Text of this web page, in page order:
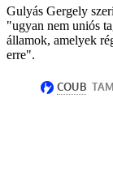
Gulyás Gergely
"ugyan nem uniós
államok, amelyek
erre".